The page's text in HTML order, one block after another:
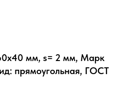
мм, s= 2 мм, Марк
прямоугольная, ГОСТ